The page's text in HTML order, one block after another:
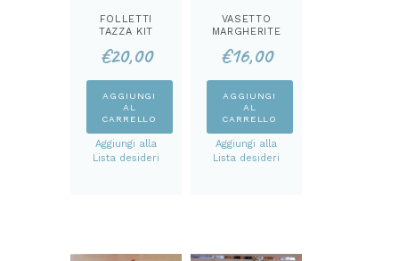
FOLLETTI
TAZZA KIT
€20,00
AGGIUNGI
AL
CARRELLO
Aggiungi alla
Lista desideri
VASETTO
MARGHERITE
€16,00
AGGIUNGI
AL
CARRELLO
Aggiungi alla
Lista desideri